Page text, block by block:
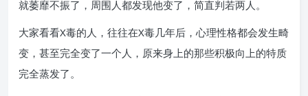
就萎靡不振了，周围人都发现他变了，简直判若两人。
大家看看X毒的人，往往在X毒几年后，心理性格都会发生畸
变，甚至完全变了一个人，原来身上的那些积极向上的特质
完全蒸发了。